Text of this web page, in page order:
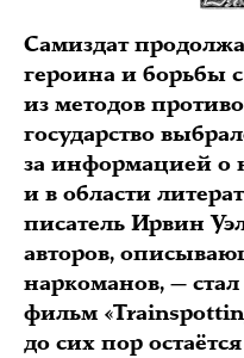
Самиздат
героина и борьбы
из методов
государство
за информацией о
и в области
писатель Ирвин
авторов,
наркоманов, —
фильм
до сих пор